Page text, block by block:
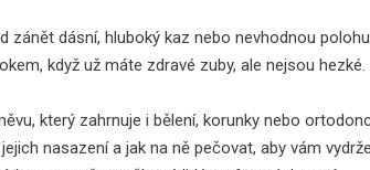
zánět dásní, hluboký kaz nebo nevhodnou
když už máte zdravé zuby, ale nejsou
který zahrnuje i bělení, korunky nebo
nasazení a jak na ně pečovat, aby vám